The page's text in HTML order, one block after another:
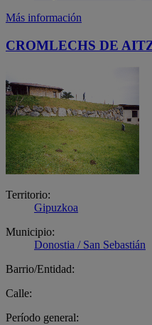
Más información
CROMLECHS DE
Territorio:
Gipuzkoa
Municipio:
Donostia / San Sebastián
Barrio/Entidad:
Calle:
Período general: